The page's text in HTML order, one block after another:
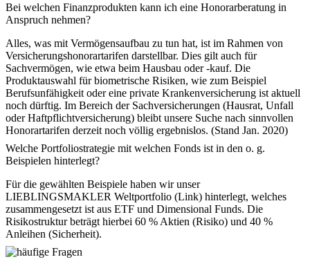
Bei welchen Finanzprodukten kann ich eine Honorarberatung in
Anspruch nehmen?
Alles, was mit Vermögensaufbau zu tun hat, ist im Rahmen von
Versicherungshonorartarifen darstellbar. Dies gilt auch für
Sachvermögen, wie etwa beim Hausbau oder -kauf. Die
Produktauswahl für biometrische Risiken, wie zum Beispiel
Berufsunfähigkeit oder eine private Krankenversicherung ist aktuell
noch dürftig. Im Bereich der Sachversicherungen (Hausrat, Unfall
oder Haftpflichtversicherung) bleibt unsere Suche nach sinnvollen
Honorartarifen derzeit noch völlig ergebnislos. (Stand Jan. 2020)
Welche Portfoliostrategie mit welchen Fonds ist in den o. g.
Beispielen hinterlegt?
Für die gewählten Beispiele haben wir unser
LIEBLINGSMAKLER Weltportfolio (Link) hinterlegt, welches
zusammengesetzt ist aus ETF und Dimensional Funds. Die
Risikostruktur beträgt hierbei 60 % Aktien (Risiko) und 40 %
Anleihen (Sicherheit).